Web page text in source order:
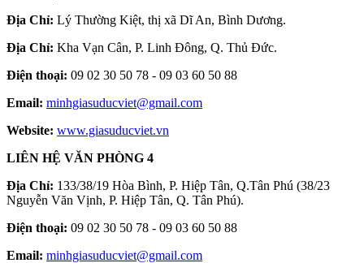
Địa Chỉ: Lý Thường Kiệt, thị xã Dĩ An, Bình Dương.
Địa Chỉ: Kha Vạn Cân, P. Linh Đông, Q. Thủ Đức.
Điện thoại: 09 02 30 50 78 - 09 03 60 50 88
Email: minhgiasuducviet@gmail.com
Website: www.giasuducviet.vn
LIÊN HỆ VĂN PHÒNG 4
Địa Chỉ: 133/38/19 Hòa Bình, P. Hiệp Tân, Q.Tân Phú (38/23
Nguyễn Văn Vịnh, P. Hiệp Tân, Q. Tân Phú).
Điện thoại: 09 02 30 50 78 - 09 03 60 50 88
Email: minhgiasuducviet@gmail.com